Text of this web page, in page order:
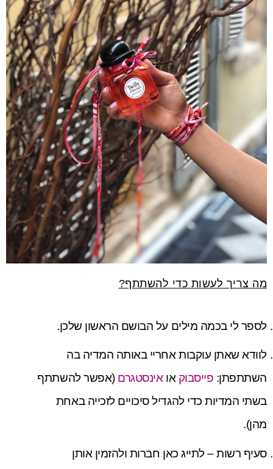
מה צריך לעשות כדי להשתתף?
לספר לי בכמה מילים על הבושם הראשון שלכן.
לוודא שאתן עוקבות אחריי באותה המדיה בה
השתתפתן: פייסבוק או אינסטגרם (אפשר להשתתף
בשתי המדיות כדי להגדיל סיכויים לזכייה באחת
מהן).
סעיף רשות – לתייג כאן חברות ולהזמין אותן